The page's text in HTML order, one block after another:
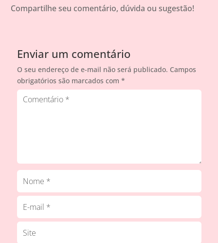
Compartilhe seu comentário, dúvida ou sugestão!
Enviar um comentário
O seu endereço de e-mail não será publicado. Campos
obrigatórios são marcados com *